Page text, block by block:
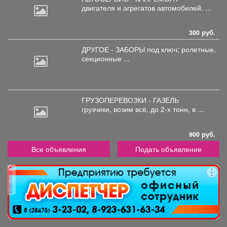
двигателя и агрегатов автомобилей. ...
300 руб.
ДРУГОЕ - ЗАБОРЫ под ключ; ролетные,
секционные ...
ГРУЗОПЕРЕВОЗКИ - ГАЗЕЛЬ
грузчики, возим всё, до 2-х тонн, в ...
900 руб.
Все объявления Подать объявление
реклама